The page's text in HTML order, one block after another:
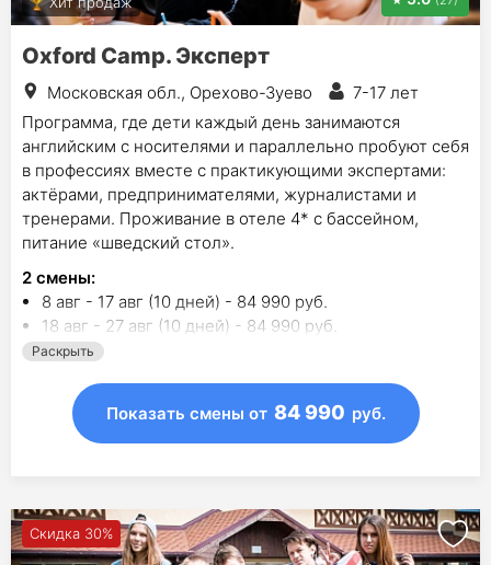
Oxford Camp. Эксперт
Московская обл., Орехово-Зуево
7-17 лет
Программа, где дети каждый день занимаются
английским с носителями и параллельно пробуют себя
в профессиях вместе с практикующими экспертами:
актёрами, предпринимателями, журналистами и
тренерами. Проживание в отеле 4* с бассейном,
питание «шведский стол».
2 смены:
8 авг - 17 авг (10 дней) - 84 990 руб.
18 авг - 27 авг (10 дней) - 84 990 руб.
Раскрыть
Показать смены от 84 990 руб.
Скидка 30%